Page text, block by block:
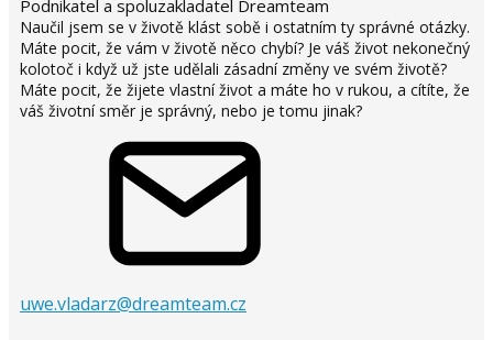
Podnikatel a spoluzakladatel Dreamteam
Naučil jsem se v životě klást sobě i ostatním ty správné otázky.
Máte pocit, že vám v životě něco chybí? Je váš život nekonečný
kolotoč i když už jste udělali zásadní změny ve svém životě?
Máte pocit, že žijete vlastní život a máte ho v rukou, a cítíte, že
váš životní směr je správný, nebo je tomu jinak?
uwe.vladarz@dreamteam.cz